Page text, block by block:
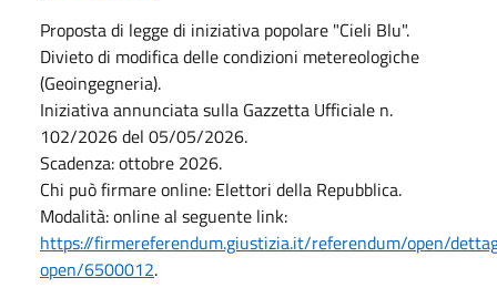
Proposta di legge di iniziativa popolare "Cieli Blu".
Divieto di modifica delle condizioni metereologiche
(Geoingegneria).
Iniziativa annunciata sulla Gazzetta Ufficiale n.
102/2026 del 05/05/2026.
Scadenza: ottobre 2026.
Chi può firmare online: Elettori della Repubblica.
Modalità: online al seguente link:
https://firmereferendum.giustizia.it/referendum/open/
open/6500012.